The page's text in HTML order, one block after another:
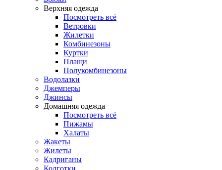
Верхняя одежда
Посмотреть всё
Ветровки
Жилетки
Комбинезоны
Куртки
Плащи
Полукомбинезоны
Водолазки
Джемперы
Джинсы
Домашняя одежда
Посмотреть всё
Пижамы
Халаты
Жакеты
Жилеты
Кадриганы
Колготки